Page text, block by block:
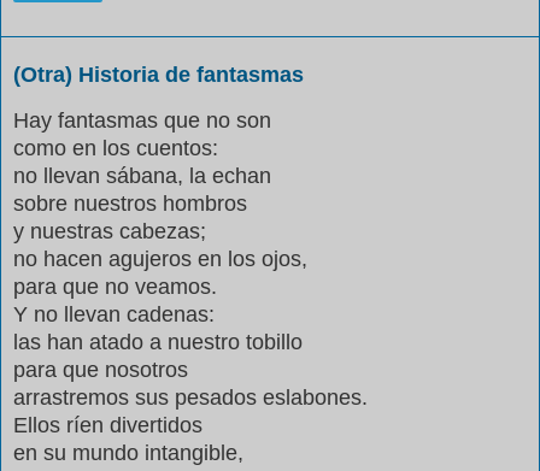
(Otra) Historia de fantasmas
Hay fantasmas que no son
como en los cuentos:
no llevan sábana, la echan
sobre nuestros hombros
y nuestras cabezas;
no hacen agujeros en los ojos,
para que no veamos.
Y no llevan cadenas:
las han atado a nuestro tobillo
para que nosotros
arrastremos sus pesados eslabones.
Ellos ríen divertidos
en su mundo intangible,